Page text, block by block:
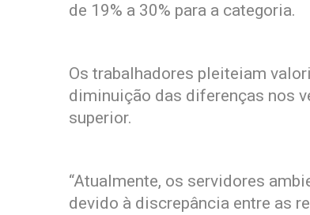
de 19% a 30% para a categoria.
Os trabalhadores pleiteiam
diminuição das diferenças nos
superior.
“Atualmente, os servidores
devido à discrepância entre as